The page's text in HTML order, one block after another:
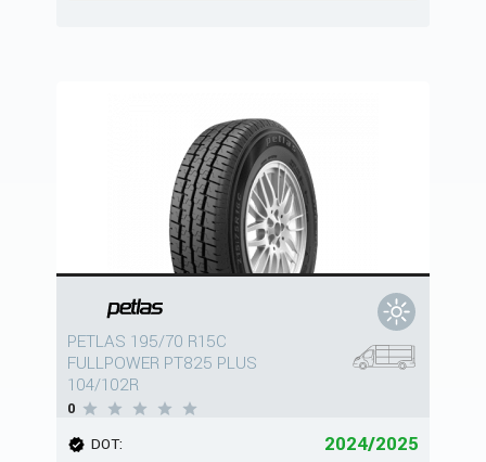
PETLAS 195/70 R15C
FULLPOWER PT825 PLUS
104/102R
0
DOT: 2024/2025